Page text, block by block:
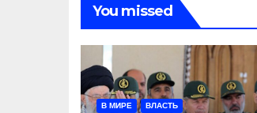
You missed
В МИРЕ ВЛАСТЬ